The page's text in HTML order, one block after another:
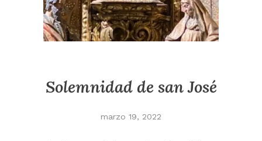
Solemnidad de san José
marzo 19, 2022